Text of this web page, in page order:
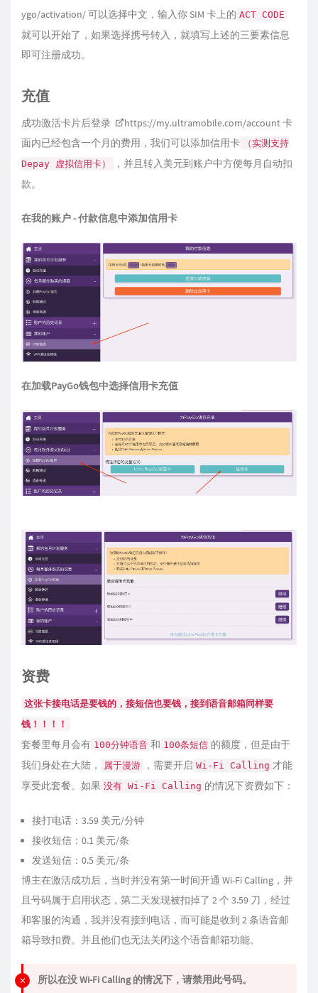
ygo/activation/可以选择中文，输入你 SIM 卡上的 ACT CODE
就可以开始了，如果选择携号转入，就填写上述的三要素信息
即可注册成功。
充值
成功激活卡片后登录 https://my.ultramobile.com/account卡
面内已经包含一个月的费用，我们可以添加信用卡
（实测支持
Depay 虚拟信用卡）
，并且转入美元到账户中方便每月自动扣
款。
在我的账户 - 付款信息中添加信用卡
在加载PayGo钱包中选择信用卡充值
资费
这张卡接电话是要钱的，接短信也要钱，接到语音邮箱同样要
钱！！！！
套餐里每月会有 100分钟语音 和 100条短信 的额度，但是由于
我们身处在大陆，
属于漫游 ，需要开启 Wi-Fi Calling 才能
享受此套餐。如果 没有 Wi-Fi Calling 的情况下资费如下：
接打电话：3.59 美元/分钟
接收短信：0.1 美元/条
发送短信：0.5 美元/条
博主在激活成功后，当时并没有第一时间开通 Wi-Fi Calling，并
且号码属于启用状态，第二天发现被扣掉了 2 个 3.59 刀，经过
和客服的沟通，我并没有接到电话，而可能是收到 2 条语音邮
箱导致扣费。并且他们也无法关闭这个语音邮箱功能。
所以在没 Wi-Fi Calling 的情况下，请禁用此号码。